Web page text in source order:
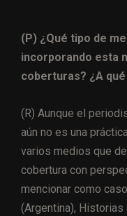
(P) ¿Qué tipo de
incorporando esta
coberturas? ¿A
(R) Aunque el
aún no es una
varios medios que
cobertura con
mencionar como
(Argentina), Historias